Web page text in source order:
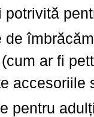
de
ar fi
accesoriile
pentru